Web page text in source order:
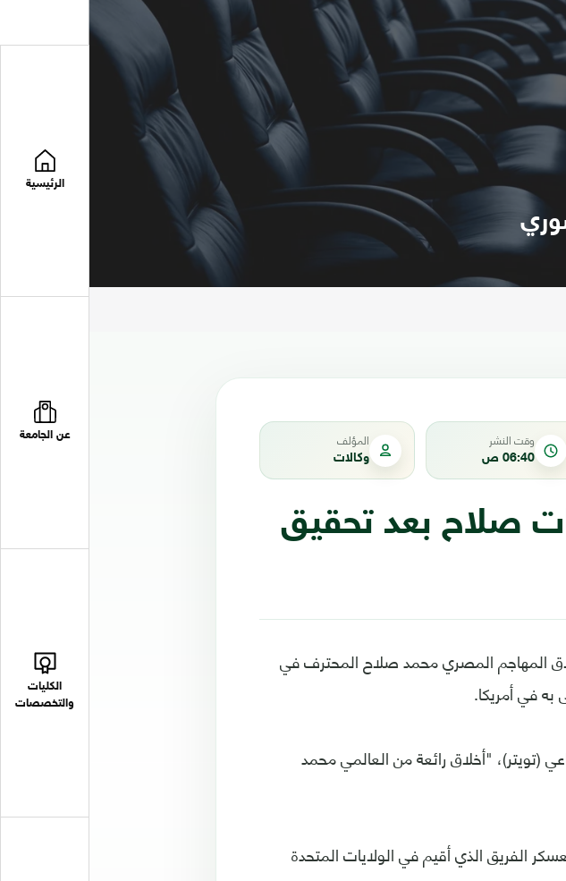
الرئيسية
عن الجامعة
الكليات
والتخصصات
وقت النشر
06:40 ص
المؤلف
وكالات
صلاح بعد تحقيق
المهاجم المصري محمد صلاح المحترف في
في أمريكا.
(تويتر)، "أخلاق رائعة من العالمي محمد
الفريق الذي أقيم في الولايات المتحدة